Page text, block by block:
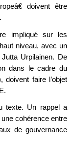
doivent être
impliqué sur les
niveau, avec un
Urpilainen. De
dans le cadre du
doivent faire l’objet
texte. Un rappel a
cohérence entre
de gouvernance